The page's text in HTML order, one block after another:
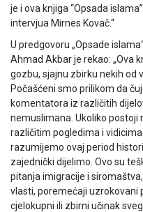
je i ova knjiga “Opsada
intervjua Mirnes Kovač.“
U predgovoru „Opsade
Ahmad Akbar je rekao: „Ova
gozbu, sjajnu zbirku nekih od
Počašćeni smo prilikom da
komentatora iz razIičitih
nemuslimana. Ukoliko
različitim pogledima i
razumijemo ovaj period
zajednički dijelimo. Ovo su
pitanja imigracije i
vlasti, poremećaji
cjelokupni ili zbirni učinak